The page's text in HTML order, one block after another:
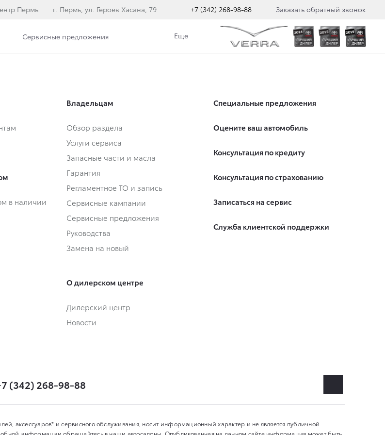
Пермь г. Пермь, ул. Героев Хасана, 79 +7 (342) 268-98-88 Заказать обратный звонок
Сервисные предложения Еще
в наличии
Владельцам
Обзор раздела
Услуги сервиса
Запасные части и масла
Гарантия
Регламентное ТО и запись
Сервисные кампании
Сервисные предложения
Руководства
Замена на новый
О дилерском центре
Дилерский центр
Новости
Специальные предложения
Оцените ваш автомобиль
Консультация по кредиту
Консультация по страхованию
Записаться на сервис
Служба клиентской поддержки
(342) 268-98-88
аксессуаров* и сервисного обслуживания, носит информационный характер и не является публичной